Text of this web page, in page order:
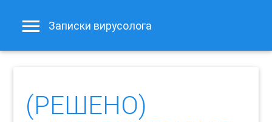
Записки вирусолога
(РЕШЕНО)